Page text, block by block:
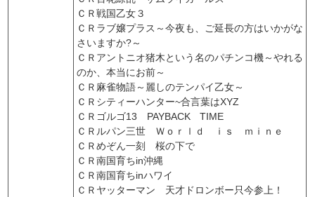
ＣＲ戦国乙女３
ＣＲラブ嬢プラス～今夜も、ご延長の方はいかがな
さいますか?～
ＣＲアントニオ猪木という名のパチンコ機～やれる
のか、本当にお前～
ＣＲ麻雀物語～麗しのテンパイ乙女～
ＣＲシティーハンター~合言葉はXYZ
ＣＲゴルゴ13 PAYBACK TIME
ＣＲルパン三世 Ｗｏｒｌｄ ｉｓ ｍｉｎｅ
ＣＲめぞん一刻 桜の下で
ＣＲ南国育ちin沖縄
ＣＲ南国育ちinハワイ
ＣＲヤッターマン 天才ドロンボー只今参上！